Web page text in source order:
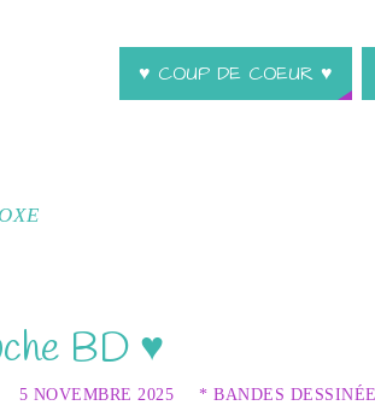
♥ COUP DE COEUR ♥
BD ♥
5 NOVEMBRE 2025 * BANDES